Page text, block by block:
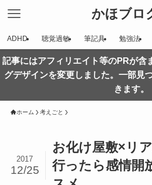
かほブロ
ADHD 聴覚過敏 筆記具 勉強法
記事にはアフィリエイト等のPRが含
グデザインを変更しました。一部見
きます。
ホーム 考えごと
お化け屋敷×リ
行ったら感情開
2017
12/25